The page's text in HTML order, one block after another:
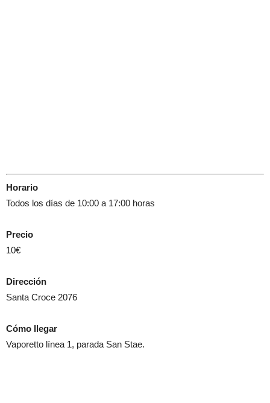
Horario
Todos los días de 10:00 a 17:00 horas
Precio
10€
Dirección
Santa Croce 2076
Cómo llegar
Vaporetto línea 1, parada San Stae.